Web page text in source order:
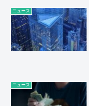
ニュース
ニュース